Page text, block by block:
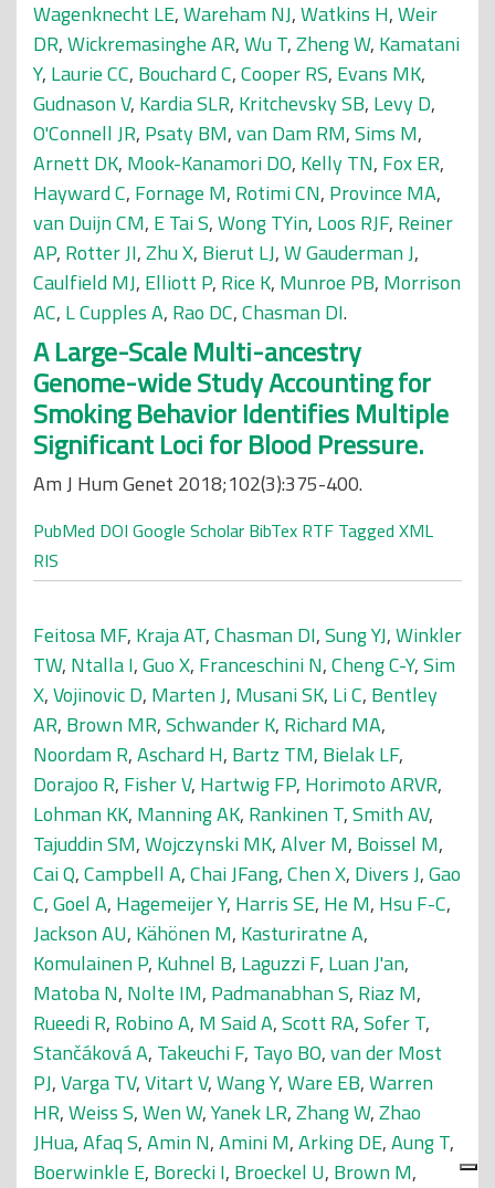
Wagenknecht LE,Wareham NJ,Watkins H,Weir
DR,Wickremasinghe AR,Wu T,Zheng W, Kamatani
Y, Laurie CC, Bouchard C,Cooper RS, Evans MK,
Gudnason V, Kardia SLR, Kritchevsky SB, Levy D,
O'Connell JR, Psaty BM,van Dam RM,Sims M,
Arnett DK, Mook-Kanamori DO, Kelly TN, Fox ER,
Hayward C, Fornage M, Rotimi CN, Province MA,
van Duijn CM, E Tai S,Wong TYin, Loos RJF, Reiner
AP, Rotter JI,Zhu X, Bierut LJ,W Gauderman J,
Caulfield MJ, Elliott P, Rice K, Munroe PB, Morrison
AC, L Cupples A, Rao DC,Chasman DI.
A Large-Scale Multi-ancestry
Genome-wide Study Accounting for
Smoking Behavior Identifies Multiple
Significant Loci for Blood Pressure.
Am J Hum Genet 2018;102(3):375-400.
PubMed DOI Google Scholar BibTex RTF Tagged XML
RIS
Feitosa MF, Kraja AT,Chasman DI,Sung YJ,Winkler
TW, Ntalla I,Guo X, Franceschini N,Cheng C-Y,Sim
X,Vojinovic D, Marten J, Musani SK, Li C, Bentley
AR, Brown MR,Schwander K, Richard MA,
Noordam R,Aschard H, Bartz TM, Bielak LF,
Dorajoo R, Fisher V, Hartwig FP, Horimoto ARVR,
Lohman KK, Manning AK, Rankinen T,Smith AV,
Tajuddin SM,Wojczynski MK,Alver M, Boissel M,
Cai Q,Campbell A,Chai JFang,Chen X, Divers J,Gao
C,Goel A, Hagemeijer Y, Harris SE, He M, Hsu F-C,
Jackson AU, Kähönen M, Kasturiratne A,
Komulainen P, Kuhnel B, Laguzzi F, Luan J'an,
Matoba N, Nolte IM, Padmanabhan S, Riaz M,
Rueedi R, Robino A, M Said A,Scott RA,Sofer T,
Stančáková A, Takeuchi F, Tayo BO,van der Most
PJ,Varga TV,Vitart V,Wang Y,Ware EB,Warren
HR,Weiss S,Wen W,Yanek LR,Zhang W,Zhao
JHua,Afaq S,Amin N,Amini M,Arking DE,Aung T,
Boerwinkle E, Borecki I, Broeckel U, Brown M,